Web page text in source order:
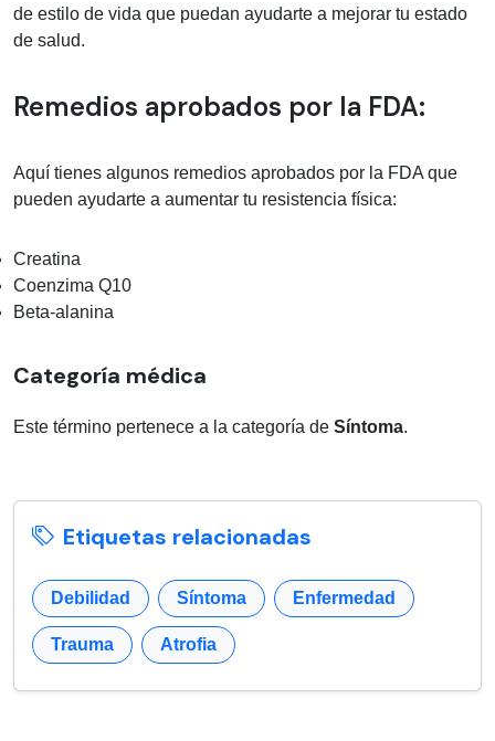
de estilo de vida que puedan ayudarte a mejorar tu estado
de salud.
Remedios aprobados por la FDA:
Aquí tienes algunos remedios aprobados por la FDA que
pueden ayudarte a aumentar tu resistencia física:
Creatina
Coenzima Q10
Beta-alanina
Categoría médica
Este término pertenece a la categoría de Síntoma.
Etiquetas relacionadas
Debilidad Síntoma Enfermedad
Trauma Atrofia